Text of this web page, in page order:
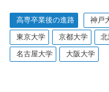
高専卒業後の進路 神戸
東京大学
京都大学
名古屋大学
大阪大学